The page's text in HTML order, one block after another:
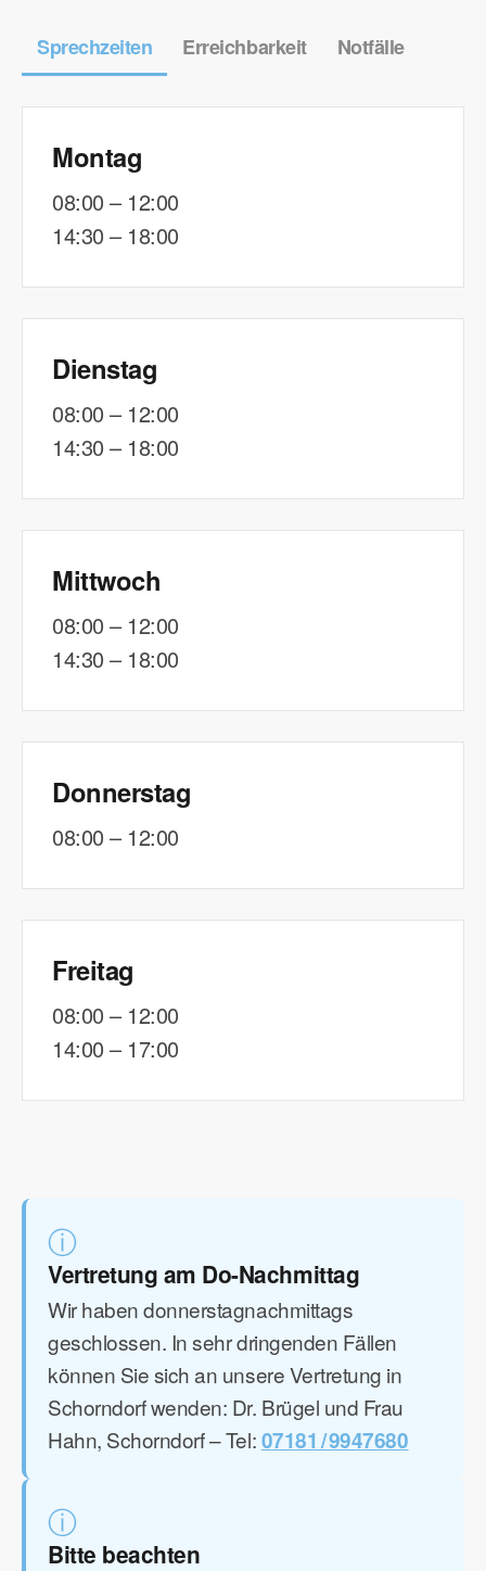
Sprechzeiten Erreichbarkeit Notfälle
Montag
08:00 – 12:00
14:30 – 18:00
Dienstag
08:00 – 12:00
14:30 – 18:00
Mittwoch
08:00 – 12:00
14:30 – 18:00
Donnerstag
08:00 – 12:00
Freitag
08:00 – 12:00
14:00 – 17:00
ⓘ
Vertretung am Do-Nachmittag
Wir haben donnerstagnachmittags
geschlossen. In sehr dringenden Fällen
können Sie sich an unsere Vertretung in
Schorndorf wenden: Dr. Brügel und Frau
Hahn, Schorndorf – Tel:07181 / 9947680
ⓘ
Bitte beachten